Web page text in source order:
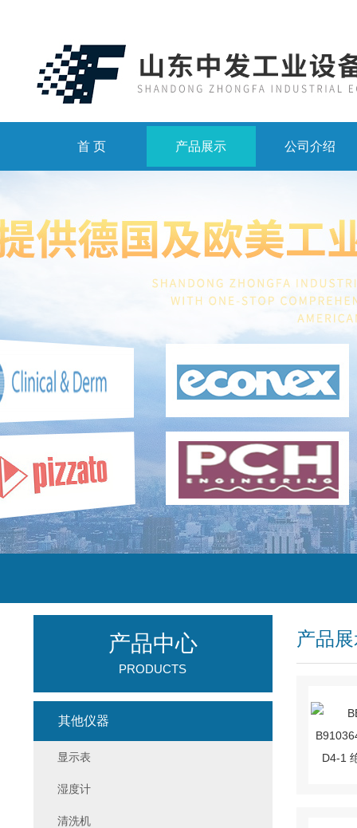
首 页 产品展示 公司介绍
产品
产品中心
PRODUCTS
其他仪器
显示表
湿度计
清洗机